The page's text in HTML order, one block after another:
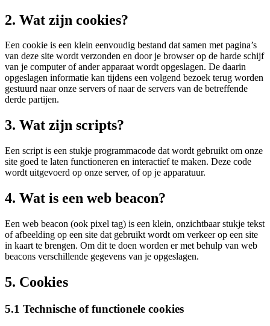
2. Wat zijn cookies?
Een cookie is een klein eenvoudig bestand dat samen met pagina’s
van deze site wordt verzonden en door je browser op de harde schijf
van je computer of ander apparaat wordt opgeslagen. De daarin
opgeslagen informatie kan tijdens een volgend bezoek terug worden
gestuurd naar onze servers of naar de servers van de betreffende
derde partijen.
3. Wat zijn scripts?
Een script is een stukje programmacode dat wordt gebruikt om onze
site goed te laten functioneren en interactief te maken. Deze code
wordt uitgevoerd op onze server, of op je apparatuur.
4. Wat is een web beacon?
Een web beacon (ook pixel tag) is een klein, onzichtbaar stukje tekst
of afbeelding op een site dat gebruikt wordt om verkeer op een site
in kaart te brengen. Om dit te doen worden er met behulp van web
beacons verschillende gegevens van je opgeslagen.
5. Cookies
5.1 Technische of functionele cookies